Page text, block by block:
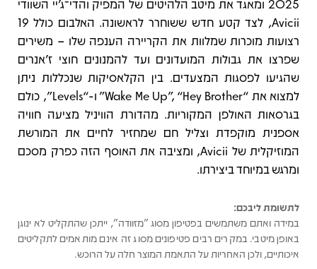
2025 ומאגד את מיטב הלהיטים של המפיק והדי־ג’יי השוודי
Avicii, לצד קטע חדש ששוחרר לראשונה. האלבום כולל 19
רצועות מוכרות שמלוות את הקריירה הענפה שלו – משירים
שפרצו את גבולות המועדונים ועד להמנונים חוצי ז’אנרים
שהגיעו לפסגות המצעדים. בין הקלאסיקות שנכללות ניתן
למצוא את “Wake Me Up”, “Hey Brother” ו-“Levels”, כולם
בגרסאות האולפן המקוריות. מהדורת הוויניל מציעה חוויה
אספנית מוקפדת וצליל חם שמחזיר לחיים את המורשת
המוזיקלית של Avicii, ומציבה את האוסף הזה כפרק מסכם
ומרגש במיוחד ביצירתו.
לתשומת ליבכם:
במידה ואתם משתמשים בפטיפון מסוג "מזוודה", ייתכן שהתקליט לא ינוגן
באופן מיטבי. במקרים רבים פטיפונים מסוג זה אינם מותאמים לתקליטים
איכותיים, ולכן האחריות על התאמת המוצר חלה על הרוכש.